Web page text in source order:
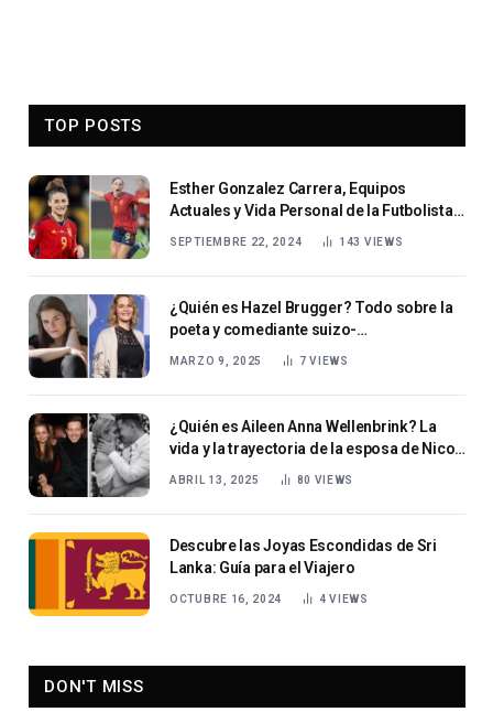
TOP POSTS
Esther Gonzalez Carrera, Equipos
Actuales y Vida Personal de la Futbolista
SEPTIEMBRE 22, 2024 143 VIEWS
¿Quién es Hazel Brugger? Todo sobre la
poeta y comediante suizo-
MARZO 9, 2025 7VIEWS
¿Quién es Aileen Anna Wellenbrink? La
vida y la trayectoria de la esposa de Nico
ABRIL 13, 2025 80 VIEWS
Descubre las Joyas Escondidas de Sri
Lanka: Guía para el Viajero
OCTUBRE 16, 2024 4VIEWS
DON'T MISS